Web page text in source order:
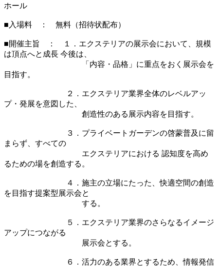
ホール
■入場料 ： 無料（招待状配布）
■開催主旨 ： １．エクステリアの展示会において、規模
は頂点へと成長 今後は、
「内容・品格」に重点をおく展示会を
目指す。
２．エクステリア業界全体のレベルアッ
プ・発展を意図した、
創造性のある展示内容を目指す。
３．プライベートガーデンの啓蒙普及に留
まらず、すべての
エクステリアにおける 認知度を高め
るための場を創造する。
４．施主の立場にたった、快適空間の創造
を目指す提案型展示会と
する。
５．エクステリア業界のさらなるイメージ
アップにつながる
展示会とする。
６．活力のある業界とするため、情報発信